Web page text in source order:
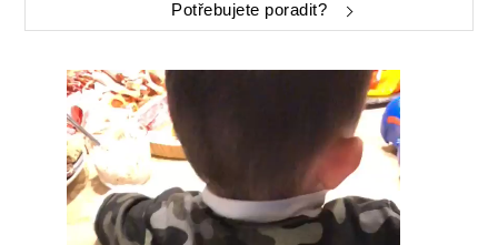
Potřebujete poradit?